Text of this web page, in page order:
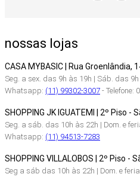
nossas lojas
CASA MYBASIC | Rua Groenlândia,
Seg. a sex. das 9h às 19h | Sáb. das
Whatsapp: (11) 99302-3007- Telefone:
SHOPPING JK IGUATEMI | 2º Piso -
Seg. a sáb. das 10h às 22h | Dom. e
Whatsapp: (11) 94513-7283
SHOPPING VILLALOBOS | 2º Piso -
Seg a sáb das 10h às 22h | Dom. e